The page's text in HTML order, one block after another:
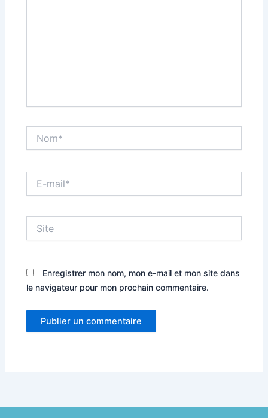
mail*
Enregistrer mon nom, mon e-mail et mon site dans
le navigateur pour mon prochain commentaire.